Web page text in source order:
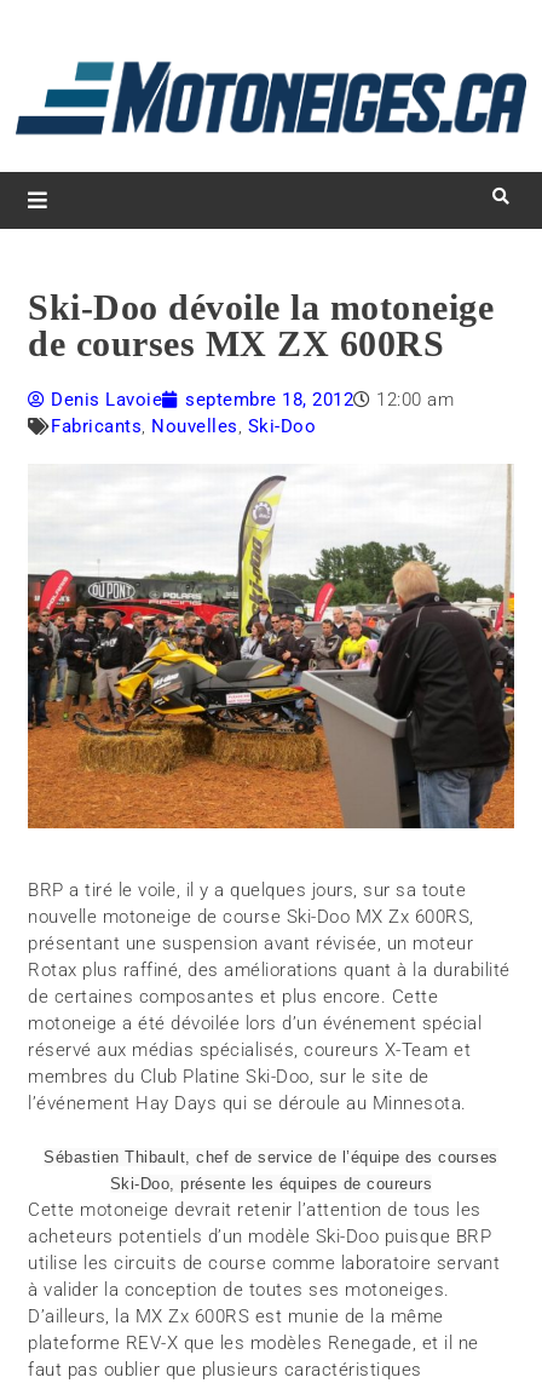
Magazine Motoneiges.ca
Ski-Doo dévoile la motoneige
de courses MX ZX 600RS
Denis Lavoie septembre 18, 2012
12:00 am
Fabricants, Nouvelles, Ski-Doo
BRP a tiré le voile, il y a quelques jours, sur sa toute
nouvelle motoneige de course Ski-Doo MX Zx 600RS,
présentant une suspension avant révisée, un moteur
Rotax plus raffiné, des améliorations quant à la durabilité
de certaines composantes et plus encore. Cette
motoneige a été dévoilée lors d’un événement spécial
réservé aux médias spécialisés, coureurs X-Team et
membres du Club Platine Ski-Doo, sur le site de
l’événement Hay Days qui se déroule au Minnesota.
Sébastien Thibault, chef de service de l’équipe des courses
Ski-Doo, présente les équipes de coureurs
Cette motoneige devrait retenir l’attention de tous les
acheteurs potentiels d’un modèle Ski-Doo puisque BRP
utilise les circuits de course comme laboratoire servant
à valider la conception de toutes ses motoneiges.
D’ailleurs, la MX Zx 600RS est munie de la même
plateforme REV-X que les modèles Renegade, et il ne
faut pas oublier que plusieurs caractéristiques